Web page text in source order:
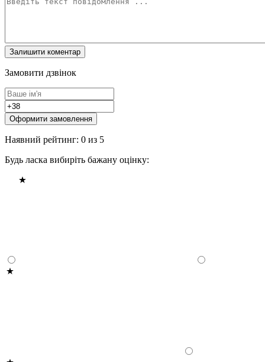
Замовити дзвінок
Оформити замовлення
Наявний рейтинг: 0 из 5
Будь ласка вибиріть бажану оцінку: